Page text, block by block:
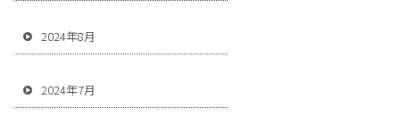
2024年8月
2024年7月